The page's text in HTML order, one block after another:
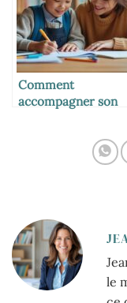
Comment
accompagner son
le